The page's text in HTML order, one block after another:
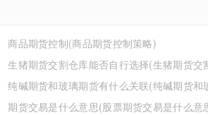
商品期货控制(商品期货控制策略)
生猪期货交割仓库能否自行选择(生猪期货交
选择仓位)
纯碱期货和玻璃期货有什么关联(纯碱期货和
关联吗)
期货交易是什么意思(股票期货交易是什么意